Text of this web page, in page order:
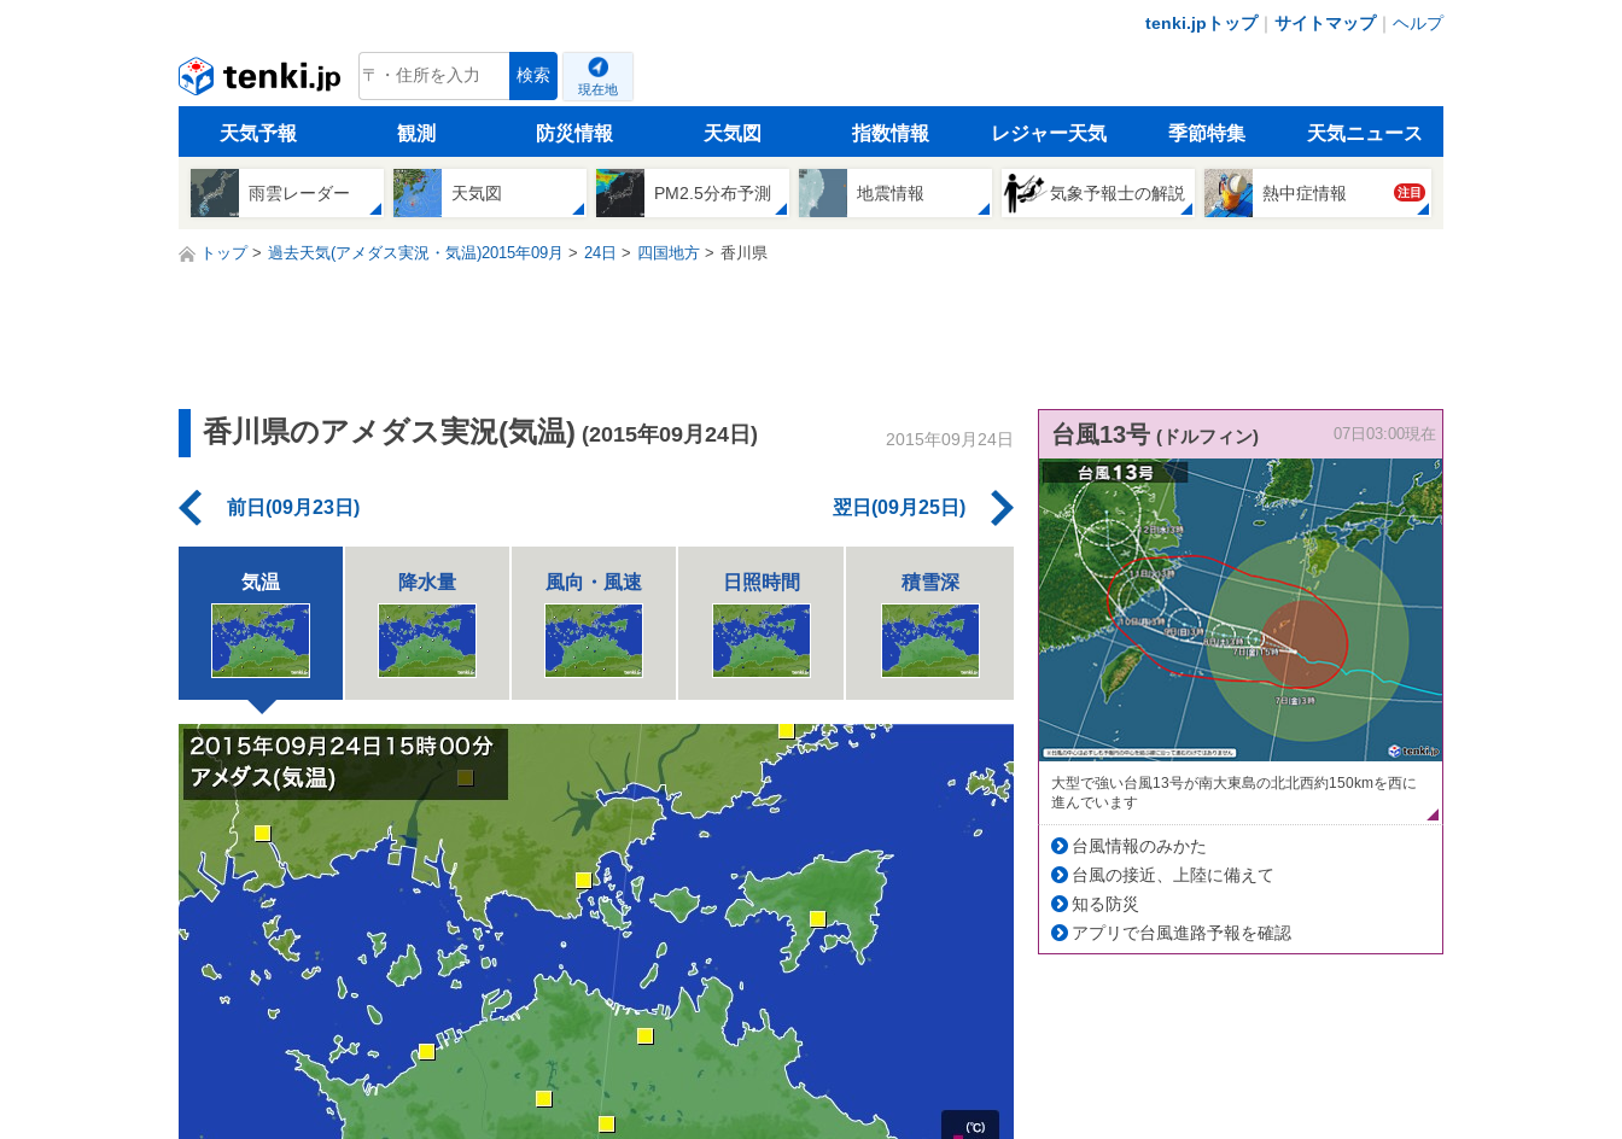
tenki.jpトップ｜ サイトマップ｜ ヘルプ
tenki.jp 検索
現在地
天気予報 観測 防災情報 天気図 指数情報 レジャー天気 季節特集 天気ニュース
雨雲レーダー 天気図 PM2.5分布予測 地震情報 気象予報士の解説 熱中症情報 注目
トップ 過去天気(アメダス実況・気温)2015年09月 24日 四国地方 香川県
香川県のアメダス実況(気温) (2015年09月24日) 2015年09月24日
前日(09月23日) 翌日(09月25日)
気温 降水量 風向・風速 日照時間 積雪深
台風13号 (ドルフィン) 07日03:00現在
大型で強い台風13号が南大東島の北北西約150kmを西に
進んでいます
台風情報のみかた
台風の接近、上陸に備えて
知る防災
アプリで台風進路予報を確認